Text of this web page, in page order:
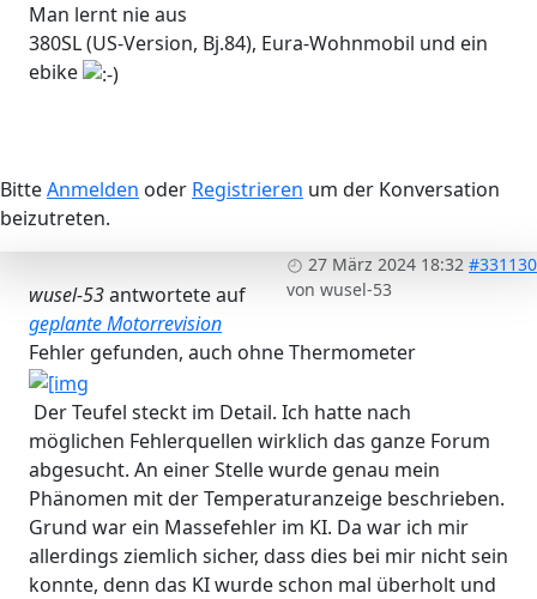
Man lernt nie aus
380SL (US-Version, Bj.84), Eura-Wohnmobil und ein
ebike
BitteAnmelden oder Registrieren um der Konversation
beizutreten.
27 März 2024 18:32 #331130
von wusel-53
wusel-53antwortete auf
geplante Motorrevision
Fehler gefunden, auch ohne Thermometer
Der Teufel steckt im Detail. Ich hatte nach
möglichen Fehlerquellen wirklich das ganze Forum
abgesucht. An einer Stelle wurde genau mein
Phänomen mit der Temperaturanzeige beschrieben.
Grund war ein Massefehler im KI. Da war ich mir
allerdings ziemlich sicher, dass dies bei mir nicht sein
konnte, denn das KI wurde schon mal überholt und